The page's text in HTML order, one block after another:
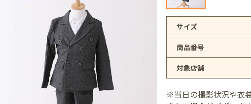
サイズ
商品番号
対象店舗
※当日の撮影状況や衣